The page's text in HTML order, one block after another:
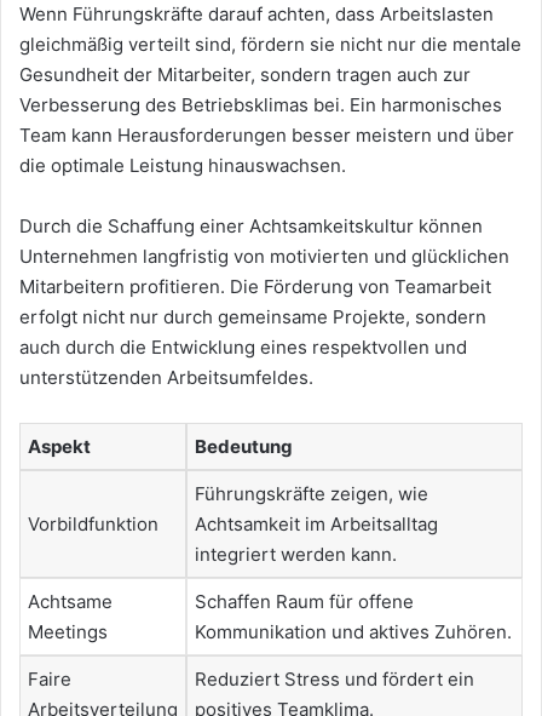
Wenn Führungskräfte darauf achten, dass Arbeitslasten
gleichmäßig verteilt sind, fördern sie nicht nur die mentale
Gesundheit der Mitarbeiter, sondern tragen auch zur
Verbesserung des Betriebsklimas bei. Ein harmonisches
Team kann Herausforderungen besser meistern und über
die optimale Leistung hinauswachsen.
Durch die Schaffung einer Achtsamkeitskultur können
Unternehmen langfristig von motivierten und glücklichen
Mitarbeitern profitieren. Die Förderung von Teamarbeit
erfolgt nicht nur durch gemeinsame Projekte, sondern
auch durch die Entwicklung eines respektvollen und
unterstützenden Arbeitsumfeldes.
Aspekt Bedeutung
Vorbildfunktion
Führungskräfte zeigen, wie
Achtsamkeit im Arbeitsalltag
integriert werden kann.
Achtsame
Meetings
Schaffen Raum für offene
Kommunikation und aktives Zuhören.
Faire
Arbeitsverteilung
Reduziert Stress und fördert ein
positives Teamklima.